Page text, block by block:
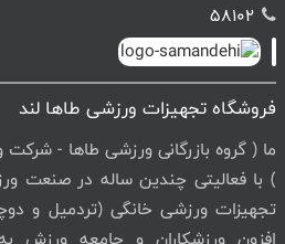
58102
فروشگاه تجهیزات ورزشی طاها لند
ما ( گروه بازرگانی ورزشی طاها - شرکت
) با فعالیتی چندین ساله در صنعت
تجهیزات ورزشی خانگی (تردمیل و